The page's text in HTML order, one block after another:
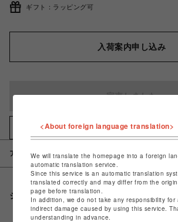
ギフト：ラッピング可
入荷案内申し込み
完売しました
お気に入りアイテムに追加
アイテム説明 / 素材
シェアする
<About foreign language translation>
We will translate the homepage into a foreign
automatic translation service.
Since this service is an automatic translation
translated correctly and may differ from the
page before translation.
In addition, we do not take any responsibility for
indirect damage caused by using this service.
understanding in advance.